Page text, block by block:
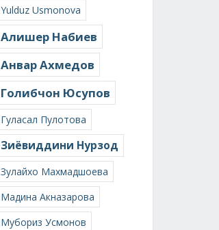
Yulduz Usmonova
Алишер Набиев
Анвар Ахмедов
Голибчон Юсупов
Гуласал Пулотова
Зиёвиддини Нурзод
Зулайхо Махмадшоева
Мадина Акназарова
Мубориз Усмонов